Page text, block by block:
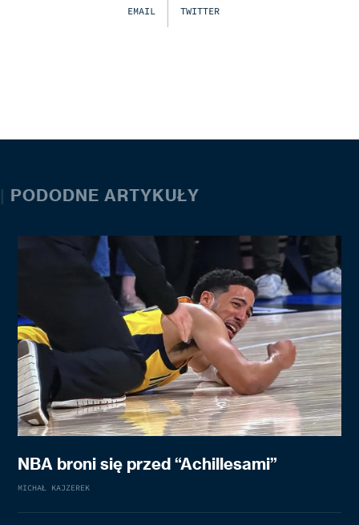
EMAIL TWITTER
| PODODNE ARTYKUŁY
NBA broni się przed “Achillesami”
MICHAŁ KAJZEREK